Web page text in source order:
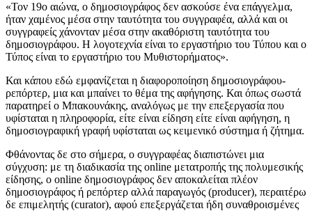
«Τον 19ο αιώνα, ο δημοσιογράφος δεν ασκούσε ένα επάγγελμα,
ήταν χαμένος μέσα στην ταυτότητα του συγγραφέα, αλλά και οι
συγγραφείς χάνονταν μέσα στην ακαθόριστη ταυτότητα του
δημοσιογράφου. Η λογοτεχνία είναι το εργαστήριο του Τύπου και ο
Τύπος είναι το εργαστήριο του Μυθιστορήματος».
Και κάπου εδώ εμφανίζεται η διαφοροποίηση δημοσιογράφου-
ρεπόρτερ, μια και μπαίνει το θέμα της αφήγησης. Και όπως σωστά
παρατηρεί ο Μπακουνάκης, αναλόγως με την επεξεργασία που
υφίσταται η πληροφορία, είτε είναι είδηση είτε είναι αφήγηση, η
δημοσιογραφική γραφή υφίσταται ως κειμενικό σύστημα ή ζήτημα.
Φθάνοντας δε στο σήμερα, ο συγγραφέας διαπιστώνει μια
σύγχυση: με τη διαδικασία της online μετατροπής της πολυμεσικής
είδησης, ο online δημοσιογράφος δεν αποκαλείται πλέον
δημοσιογράφος ή ρεπόρτερ αλλά παραγωγός (producer), περαιτέρω
δε επιμελητής (curator), αφού επεξεργάζεται ήδη συναθροισμένες